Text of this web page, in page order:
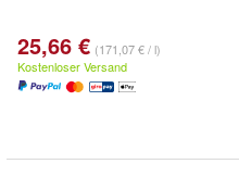
25,66 € (171,07 € / l)
Kostenloser Versand